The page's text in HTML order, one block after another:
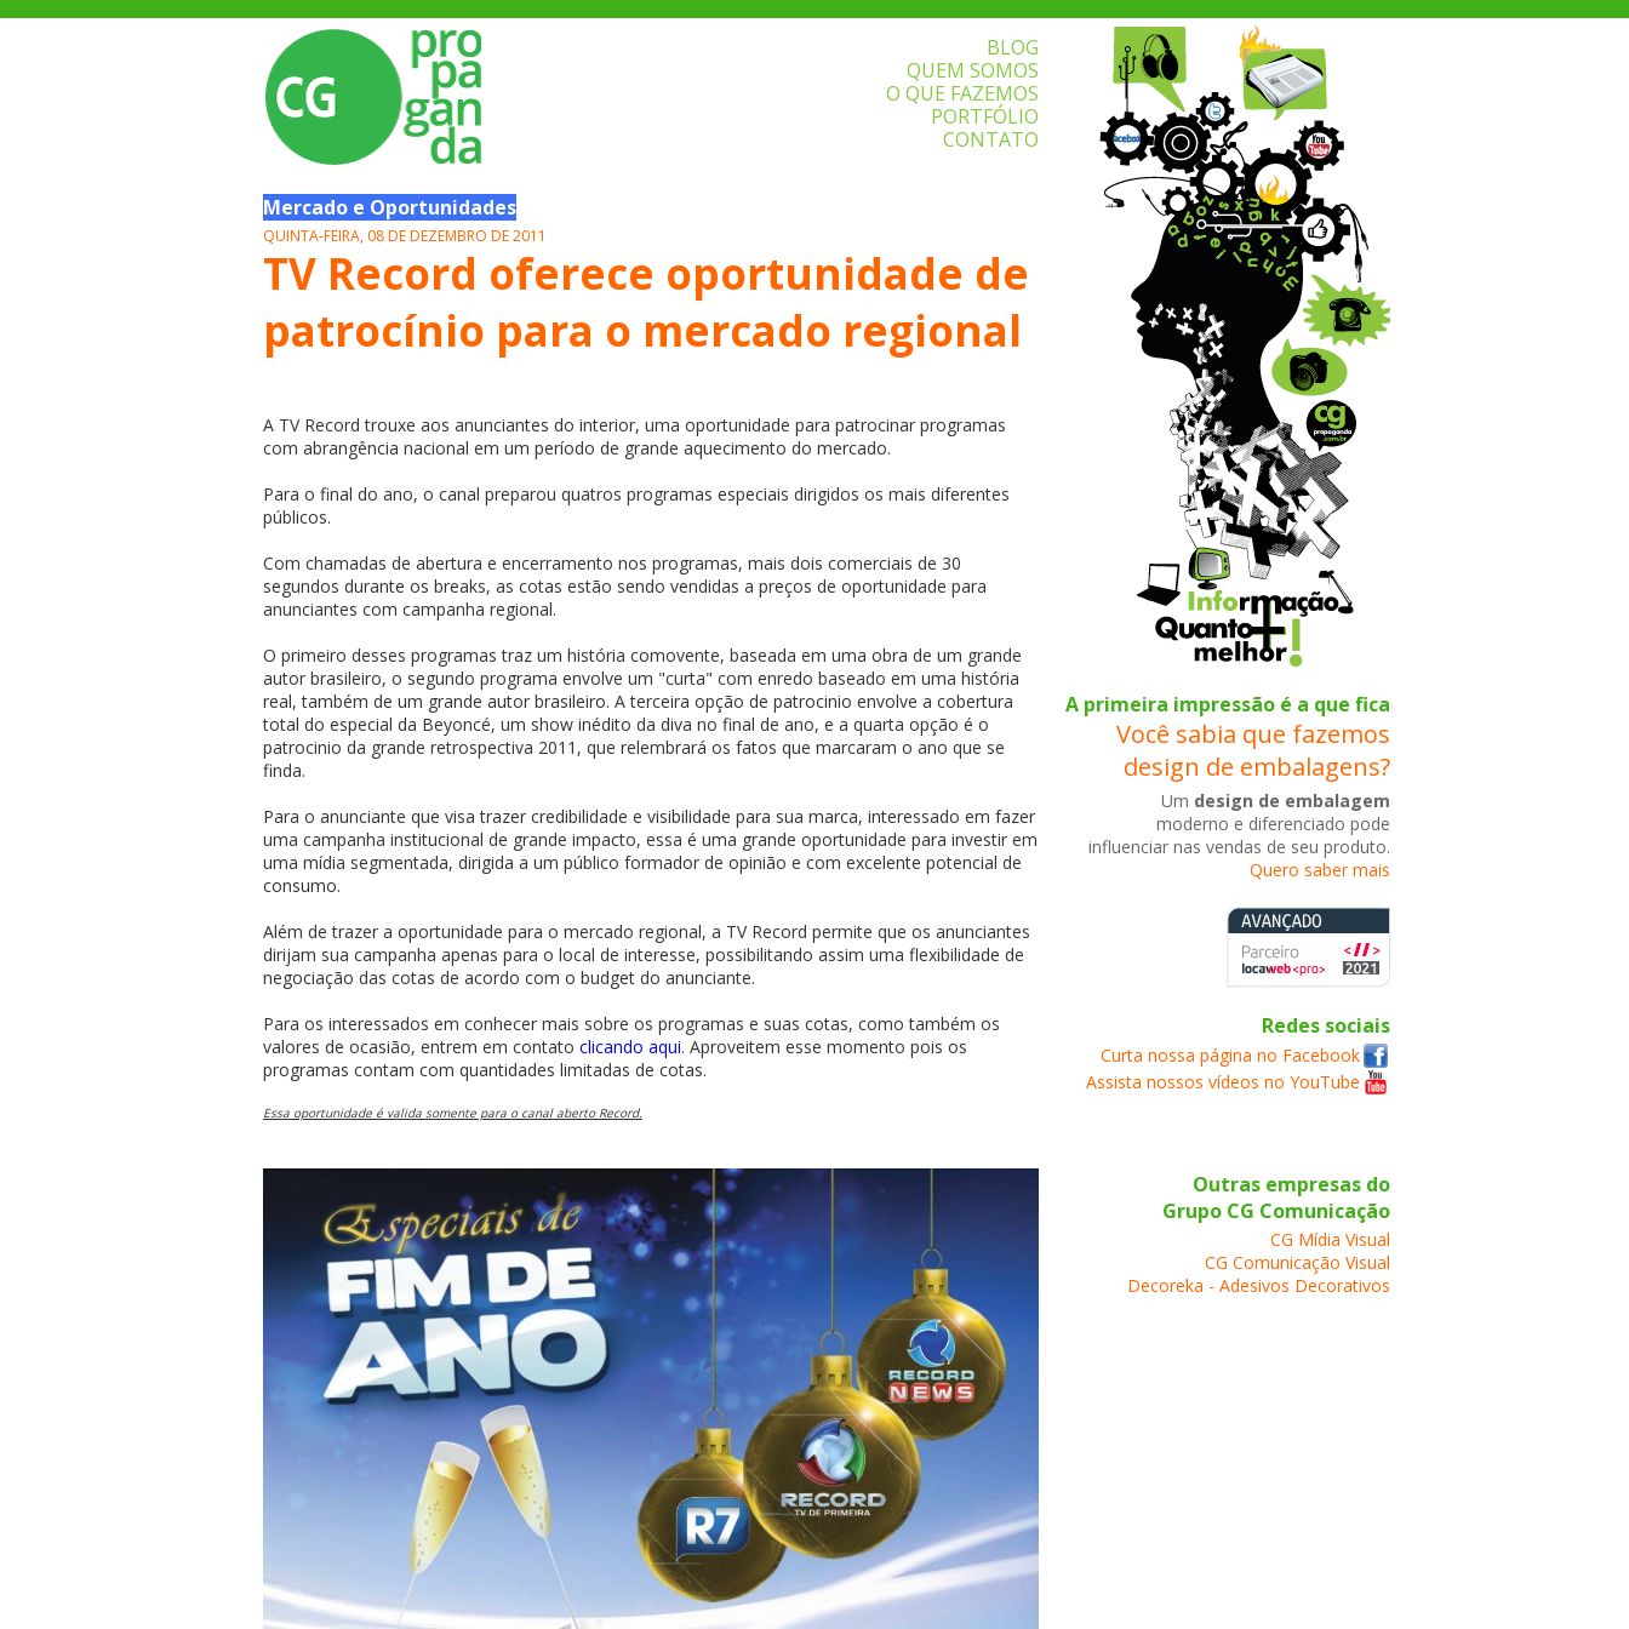
BLOG
QUEM SOMOS
O QUE FAZEMOS
PORTFÓLIO
CONTATO
A primeira impressão é a que fica
Você sabia que fazemos
design de embalagens?
Um design de embalagem
moderno e diferenciado pode
influenciar nas vendas de seu produto.
Quero saber mais
Redes sociais
Curta nossa página no Facebook
Assista nossos vídeos no YouTube
Outras empresas do
Grupo CG Comunicação
CG Mídia Visual
CG Comunicação Visual
Decoreka - Adesivos Decorativos
Mercado e Oportunidades
QUINTA-FEIRA, 08 DE DEZEMBRO DE 2011
TV Record oferece oportunidade de
patrocínio para o mercado regional
A TV Record trouxe aos anunciantes do interior, uma oportunidade para patrocinar programas
com abrangência nacional em um período de grande aquecimento do mercado.
Para o final do ano, o canal preparou quatros programas especiais dirigidos os mais diferentes
públicos.
Com chamadas de abertura e encerramento nos programas, mais dois comerciais de 30
segundos durante os breaks, as cotas estão sendo vendidas a preços de oportunidade para
anunciantes com campanha regional.
O primeiro desses programas traz um história comovente, baseada em uma obra de um grande
autor brasileiro, o segundo programa envolve um "curta" com enredo baseado em uma história
real, também de um grande autor brasileiro. A terceira opção de patrocinio envolve a cobertura
total do especial da Beyoncé, um show inédito da diva no final de ano, e a quarta opção é o
patrocinio da grande retrospectiva 2011, que relembrará os fatos que marcaram o ano que se
finda.
Para o anunciante que visa trazer credibilidade e visibilidade para sua marca, interessado em fazer
uma campanha institucional de grande impacto, essa é uma grande oportunidade para investir em
uma mídia segmentada, dirigida a um público formador de opinião e com excelente potencial de
consumo.
Além de trazer a oportunidade para o mercado regional, a TV Record permite que os anunciantes
dirijam sua campanha apenas para o local de interesse, possibilitando assim uma flexibilidade de
negociação das cotas de acordo com o budget do anunciante.
Para os interessados em conhecer mais sobre os programas e suas cotas, como também os
valores de ocasião, entrem em contato clicando aqui. Aproveitem esse momento pois os
programas contam com quantidades limitadas de cotas.
Essa oportunidade é valida somente para o canal aberto Record.